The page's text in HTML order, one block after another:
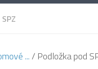
.../ Podložka pod